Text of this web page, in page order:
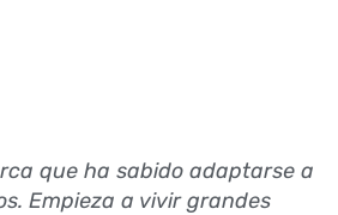
que ha sabido adaptarse a
Empieza a vivir grandes